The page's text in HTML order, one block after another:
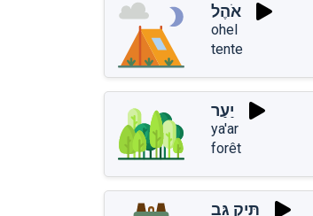
אֹהֶל
ohel
tente
יַעַר
ya'ar
forêt
תִּיק גַּב